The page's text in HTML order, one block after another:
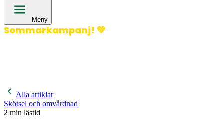
Meny
Sommarkampanj! 💚
Alla artiklar
Skötsel och omvårdnad
2 min lästid